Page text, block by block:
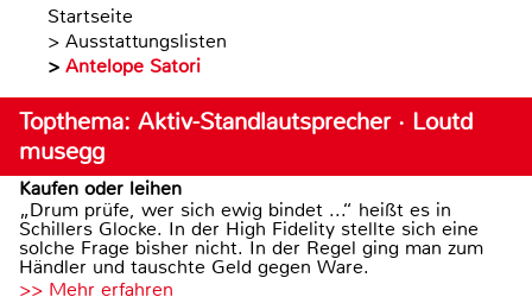
Startseite
> Ausstattungslisten
> Antelope Satori
Topthema: Aktiv-Standlautsprecher · Loutd
musegg
Kaufen oder leihen
„Drum prüfe, wer sich ewig bindet ...“ heißt es in
Schillers Glocke. In der High Fidelity stellte sich eine
solche Frage bisher nicht. In der Regel ging man zum
Händler und tauschte Geld gegen Ware.
>> Mehr erfahren